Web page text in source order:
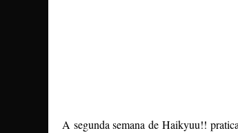
A segunda semana de Haikyuu!!